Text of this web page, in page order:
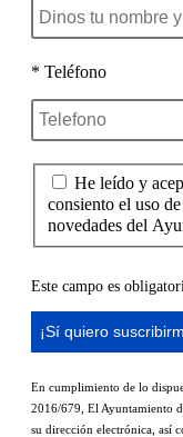
* Teléfono
He leído y
consiento el uso
novedades del
Este campo es
En cumplimiento de lo
2016/679, El Ayuntamiento
su dirección electrónica, así